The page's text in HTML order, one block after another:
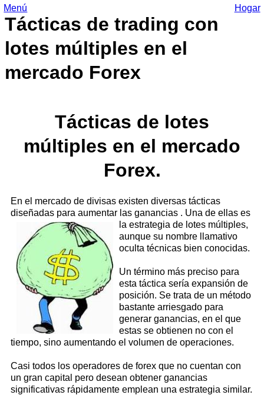
Tácticas de trading con
lotes múltiples en el
mercado Forex
Menú Hogar
Tácticas de lotes
múltiples en el mercado
Forex.
En el mercado de divisas existen diversas tácticas
diseñadas para aumentar las ganancias . Una de ellas es
la estrategia de lotes múltiples,
aunque su nombre llamativo
oculta técnicas bien conocidas.
Un término más preciso para
esta táctica sería expansión de
posición. Se trata de un método
bastante arriesgado para
generar ganancias, en el que
estas se obtienen no con el
tiempo, sino aumentando el volumen de operaciones.
Casi todos los operadores de forex que no cuentan con
un gran capital pero desean obtener ganancias
significativas rápidamente emplean una estrategia similar.